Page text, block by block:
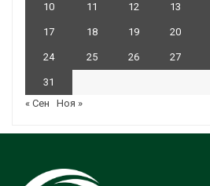
10 11 12 13
17 18 19 20
24 25 26 27
31
« Сен
Ноя »